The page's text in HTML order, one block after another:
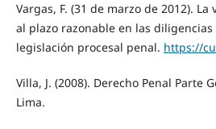
Vargas, F. (31 de marzo de 2012).
al plazo razonable en las
legislación procesal penal. https://
Villa, J. (2008). Derecho Penal Parte
Lima.